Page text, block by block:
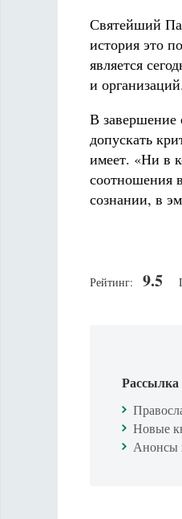
Святейший
история это
является
и организаций.
В завершение
допускать
имеет. «Ни в
соотношения
сознании, в
Рейтинг: 9.5
Рассылка
Новые
Анонсы